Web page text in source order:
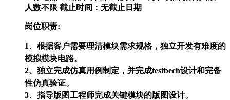
人数不限 截止时间：无截止日期
岗位职责:
1、根据客户需要理清模块需求规格，独立开发有难度的
模拟模块电路。
2、独立完成仿真用例制定，并完成testbech设计和完备
性仿真验证。
3、指导版图工程师完成关键模块的版图设计。